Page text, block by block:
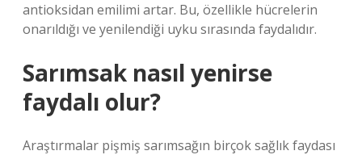
antioksidan emilimi artar. Bu, özellikle hücrelerin
onarıldığı ve yenilendiği uyku sırasında faydalıdır.
Sarımsak nasıl yenirse
faydalı olur?
Araştırmalar pişmiş sarımsağın birçok sağlık faydası